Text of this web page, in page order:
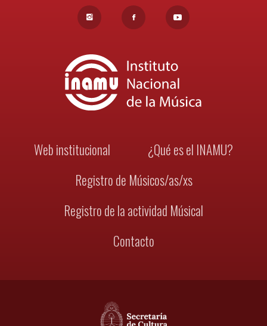
Web institucional
¿Qué es el INAMU?
Registro de Músicos/as/xs
Registro de la actividad Músical
Contacto